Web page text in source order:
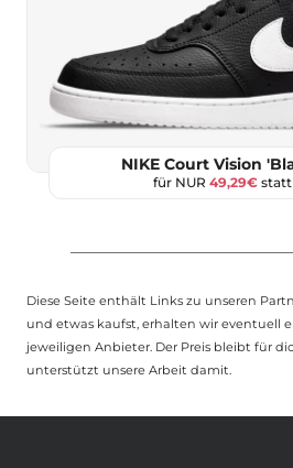
NIKE Court Vision
für NUR 49,29€ statt
Diese Seite enthält Links zu unseren
und etwas kaufst, erhalten wir eventuell
jeweiligen Anbieter. Der Preis bleibt für
unterstützt unsere Arbeit damit.